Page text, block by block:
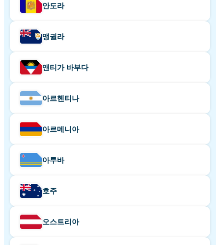
안도라
앵귈라
앤티가 바부다
아르헨티나
아르메니아
아루바
호주
오스트리아